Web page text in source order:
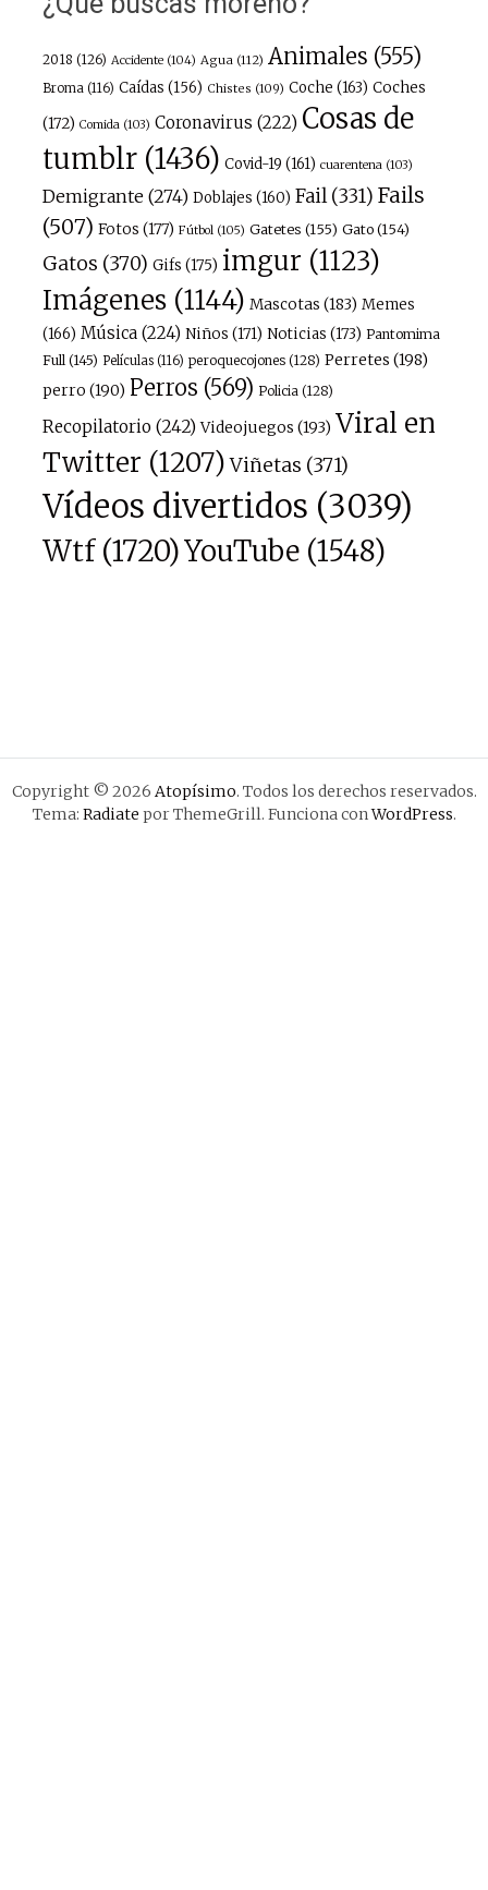
2018 (126) Accidente(104) Agua(112) Animales (555)
Broma(116) Caídas (156) Chistes (109) Coche (163) Coches
(172) Comida(103) Coronavirus (222) Cosas de
tumblr(1436) Covid-19 (161) cuarentena(103)
Demigrante(274) Doblajes (160) Fail(331) Fails
(507) Fotos (177) Fútbol(105) Gatetes (155) Gato(154)
Gatos (370) Gifs (175) imgur (1123)
Imágenes(1144) Mascotas (183) Memes
(166) Música(224) Niños (171) Noticias (173) Pantomima
Full(145) Películas(116) peroquecojones(128) Perretes (198)
perro (190) Perros (569) Policia(128)
Recopilatorio (242) Videojuegos (193) Viral en
Twitter (1207) Viñetas (371)
Vídeos divertidos (3039)
Wtf(1720)YouTube(1548)
Copyright © 2026 Atopísimo. Todos los derechos reservados.
Tema: Radiate por ThemeGrill. Funciona conWordPress.